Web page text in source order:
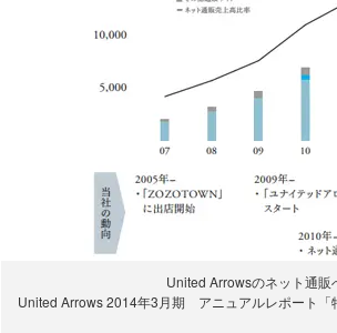
United Arrowsのネット通販
United Arrows 2014年3月期 アニュアルレポート「